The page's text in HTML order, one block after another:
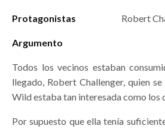
Protagonistas Robert
Argumento
Todos los vecinos estaban
llegado, Robert Challenger, quien
Wild estaba tan interesada como los
Por supuesto que ella tenía